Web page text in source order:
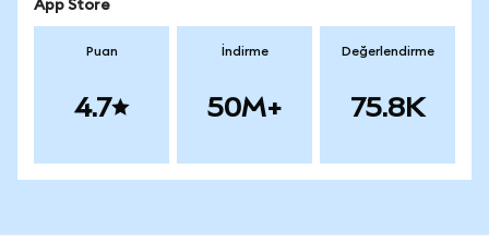
App Store
Puan
4.7
İndirme
50M+
Değerlendirme
75.8K